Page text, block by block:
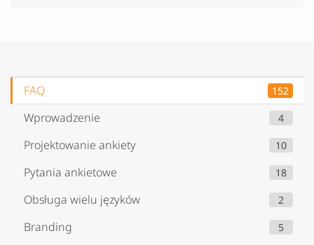
FAQ 152
Wprowadzenie 4
Projektowanie ankiety 10
Pytania ankietowe 18
Obsługa wielu języków 2
Branding 5